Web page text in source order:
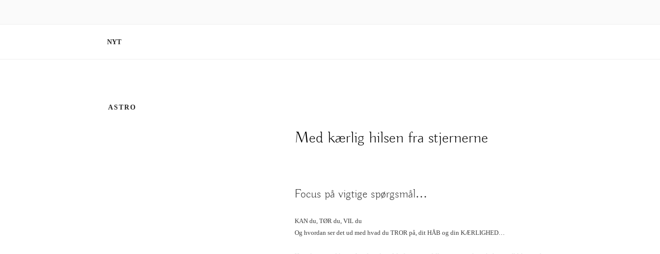
NYT
ASTRO
Med kærlig hilsen fra stjernerne
Focus på vigtige spørgsmål…
KAN du, TØR du, VIL du
Og hvordan ser det ud med hvad du TROR på, dit HÅB og din KÆRLIGHED…